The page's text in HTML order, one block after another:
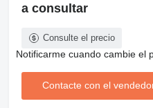
a consultar
Consulte el precio
Notificarme cuando cambie el
Contacte con el